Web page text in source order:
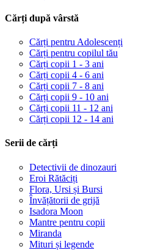
Cărți după vârstă
Cărți pentru Adolescenți
Cărți pentru copilul tău
Cărți copii 1 - 3 ani
Cărți copii 4 - 6 ani
Cărți copii 7 - 8 ani
Cărți copii 9 - 10 ani
Cărți copii 11 - 12 ani
Cărți copii 12 - 14 ani
Serii de cărți
Detectivii de dinozauri
Eroi Rătăciți
Flora, Ursi și Bursi
Învățătorii de grijă
Isadora Moon
Mantre pentru copii
Miranda
Mituri și legende